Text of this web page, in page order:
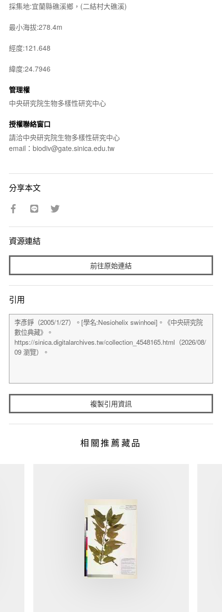
採集地:宜蘭縣礁溪鄉，(二結村大礁溪)
最小海拔:278.4m
經度:121.648
緯度:24.7946
管理權
中央研究院生物多樣性研究中心
授權聯絡窗口
請洽中央研究院生物多樣性研究中心
email：biodiv@gate.sinica.edu.tw
分享本文
資源連結
前往原始連結
引用
複製引用資訊
相關推薦藏品